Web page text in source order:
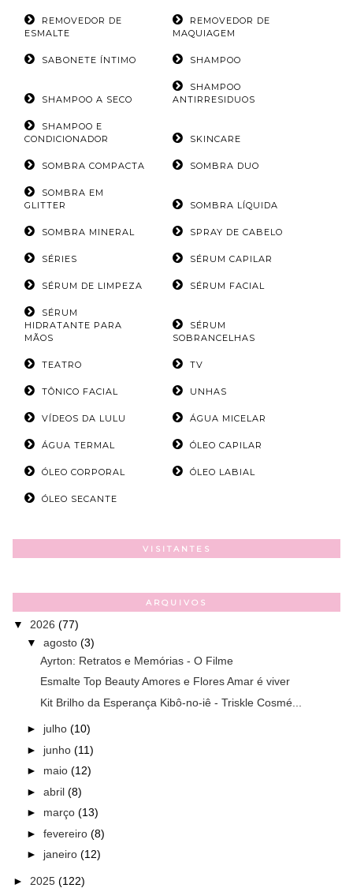
REMOVEDOR DE
ESMALTE
REMOVEDOR DE
MAQUIAGEM
SABONETE ÍNTIMO SHAMPOO
SHAMPOO A SECO
SHAMPOO
ANTIRRESIDUOS
SHAMPOO E
CONDICIONADOR
SKINCARE
SOMBRA COMPACTA SOMBRA DUO
SOMBRA EM
GLITTER
SOMBRA LÍQUIDA
SOMBRA MINERAL SPRAY DE CABELO
SÉRIES SÉRUM CAPILAR
SÉRUM DE LIMPEZA SÉRUM FACIAL
SÉRUM
HIDRATANTE PARA
MÃOS
SÉRUM
SOBRANCELHAS
TEATRO TV
TÔNICO FACIAL UNHAS
VÍDEOS DA LULU ÁGUA MICELAR
ÁGUA TERMAL ÓLEO CAPILAR
ÓLEO CORPORAL ÓLEO LABIAL
ÓLEO SECANTE
VISITANTES
ARQUIVOS
▼ 2026 (77)
▼ agosto (3)
Ayrton: Retratos e Memórias - O Filme
Esmalte Top Beauty Amores e Flores Amar é viver
Kit Brilho da Esperança Kibô-no-iê - Triskle Cosmé...
► julho (10)
► junho (11)
► maio (12)
► abril (8)
► março (13)
► fevereiro (8)
► janeiro (12)
► 2025 (122)